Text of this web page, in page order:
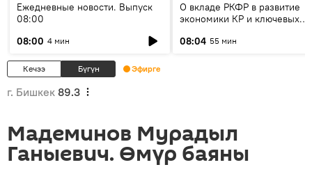
Ежедневные новости. Выпуск
08:00
08:00 4 мин
О вкладе РКФР в развитие
экономики КР и ключевых
08:04 55 мин
Кечээ Бүгүн Эфирге
г. Бишкек 89.3
Мадеминов Мурадыл
Ганыевич. Өмүр баяны